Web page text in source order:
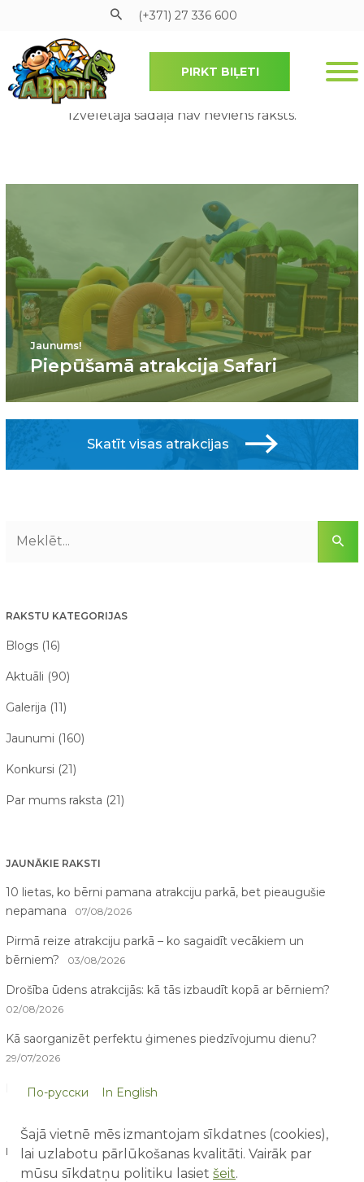
Pāriet uz galveno saturu
(+371) 27 336 600
PIRKT BIĻETI
Izvēlētajā sadaļā nav neviens raksts.
Jaunums!
Piepūšamā atrakcija Safari
Skatīt visas atrakcijas
RAKSTU KATEGORIJAS
Blogs (16)
Aktuāli (90)
Galerija (11)
Jaunumi (160)
Konkursi (21)
Par mums raksta (21)
JAUNĀKIE RAKSTI
10 lietas, ko bērni pamana atrakciju parkā, bet pieaugušie
nepamana
07/08/2026
Pirmā reize atrakciju parkā – ko sagaidīt vecākiem un
bērniem?
03/08/2026
Drošība ūdens atrakcijās: kā tās izbaudīt kopā ar bērniem?
02/08/2026
Kā saorganizēt perfektu ģimenes piedzīvojumu dienu?
29/07/2026
Kāpēc aktīva atpūta bērniem ir svarīga attīstībai?
RAKSTU ARHĪVS
По-русски In English
Šajā vietnē mēs izmantojam sīkdatnes (cookies),
lai uzlabotu pārlūkošanas kvalitāti. Vairāk par
mūsu sīkdatņu politiku lasiet šeit.